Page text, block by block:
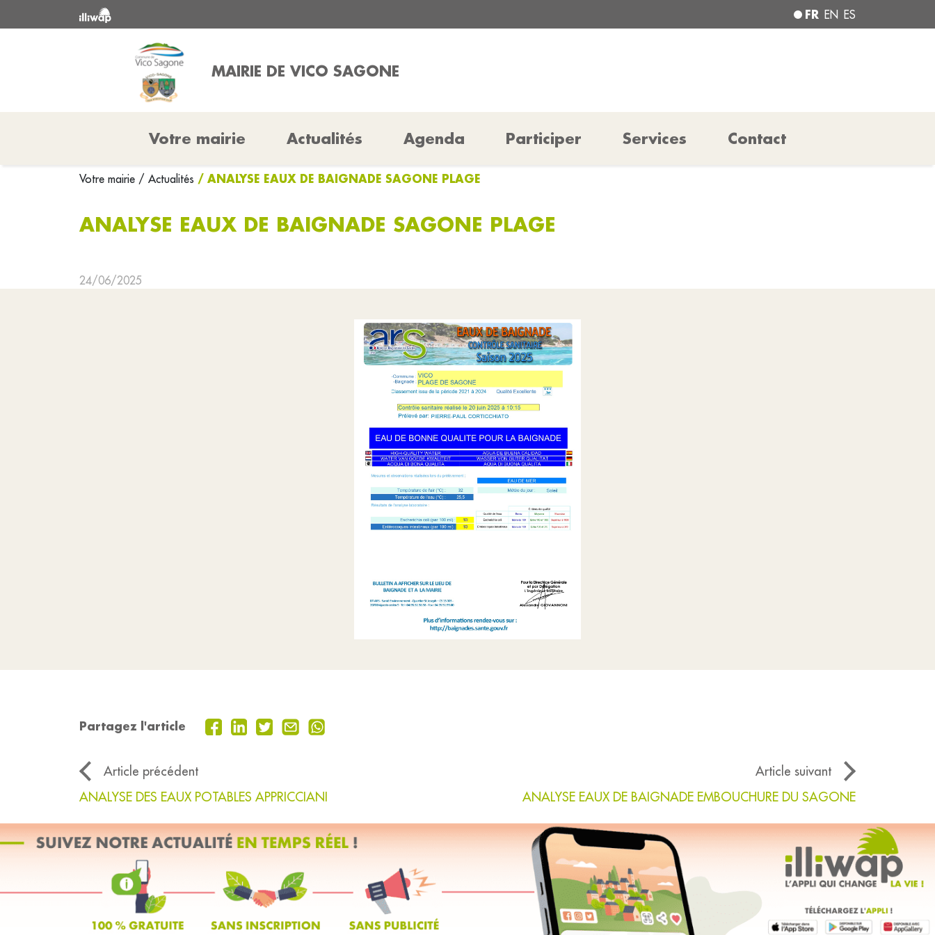
FR EN ES
MAIRIE DE VICO SAGONE
Votre mairie Actualités Agenda Participer Services Contact
Votre mairie / Actualités / ANALYSE EAUX DE BAIGNADE SAGONE PLAGE
ANALYSE EAUX DE BAIGNADE SAGONE PLAGE
24/06/2025
Partagez l'article
Article précédent
Article suivant
ANALYSE DES EAUX POTABLES APPRICCIANI
ANALYSE EAUX DE BAIGNADE EMBOUCHURE DU SAGONE